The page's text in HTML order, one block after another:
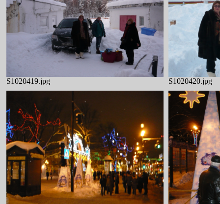
S1020419.jpg S1020420.jpg